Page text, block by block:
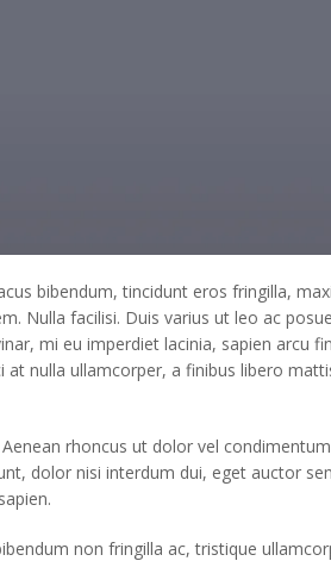
bibendum, tincidunt eros fringilla,
Nulla facilisi. Duis varius ut leo ac
mi eu imperdiet lacinia, sapien arcu
nulla ullamcorper, a finibus libero
rhoncus ut dolor vel
dolor nisi interdum dui, eget auctor
non fringilla ac, tristique